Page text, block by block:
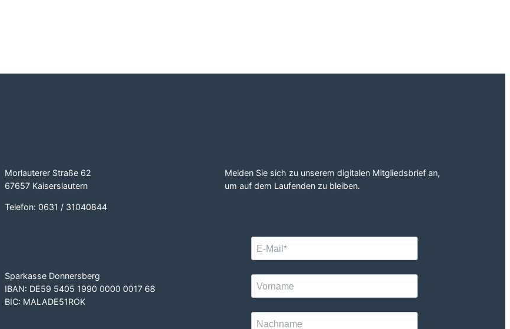
Morlauterer Straße 62
67657 Kaiserslautern
Telefon: 0631 / 31040844
Sparkasse Donnersberg
IBAN: DE59 5405 1990 0000 0017 68
BIC: MALADE51ROK
Melden Sie sich zu unserem digitalen Mitgliedsbrief an,
um auf dem Laufenden zu bleiben.